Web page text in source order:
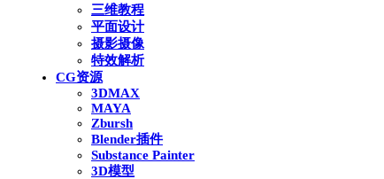
三维教程
平面设计
摄影摄像
特效解析
CG资源
3DMAX
MAYA
Zbursh
Blender插件
Substance Painter
3D模型